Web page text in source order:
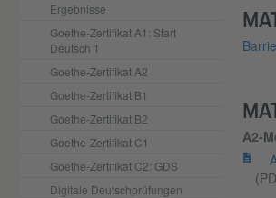
Ergebnisse
Goethe-Zertifikat A1: Start
Deutsch 1
Goethe-Zertifikat A2
Goethe-Zertifikat B1
Goethe-Zertifikat B2
Goethe-Zertifikat C1
Goethe-Zertifikat C2: GDS
Digitale Deutschprüfungen
A2-